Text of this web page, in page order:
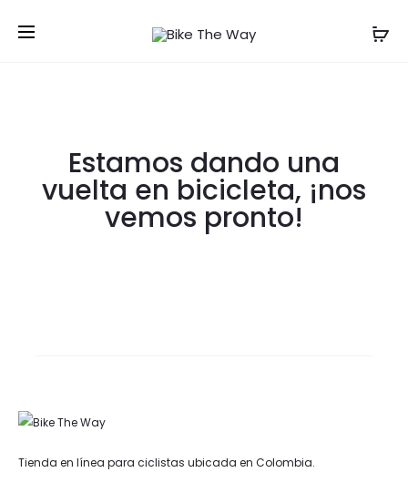
Estamos dando una
vuelta en bicicleta, ¡nos
vemos pronto!
Tienda en línea para ciclistas ubicada en Colombia.